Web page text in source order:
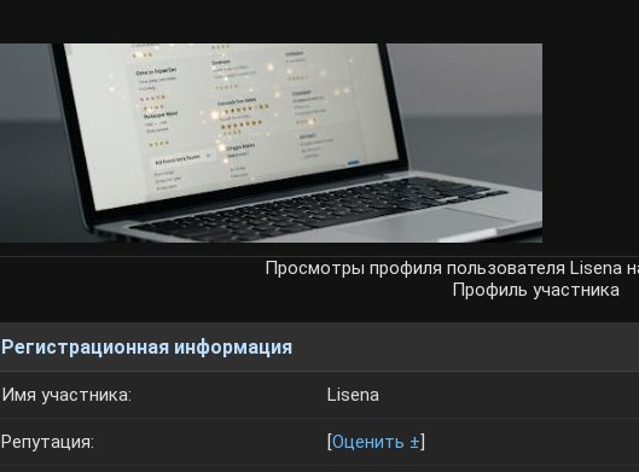
Просмотры профиля пользователя
Профиль участника
Регистрационная информация
Имя участника: Lisena
Репутация: [Оценить ±]